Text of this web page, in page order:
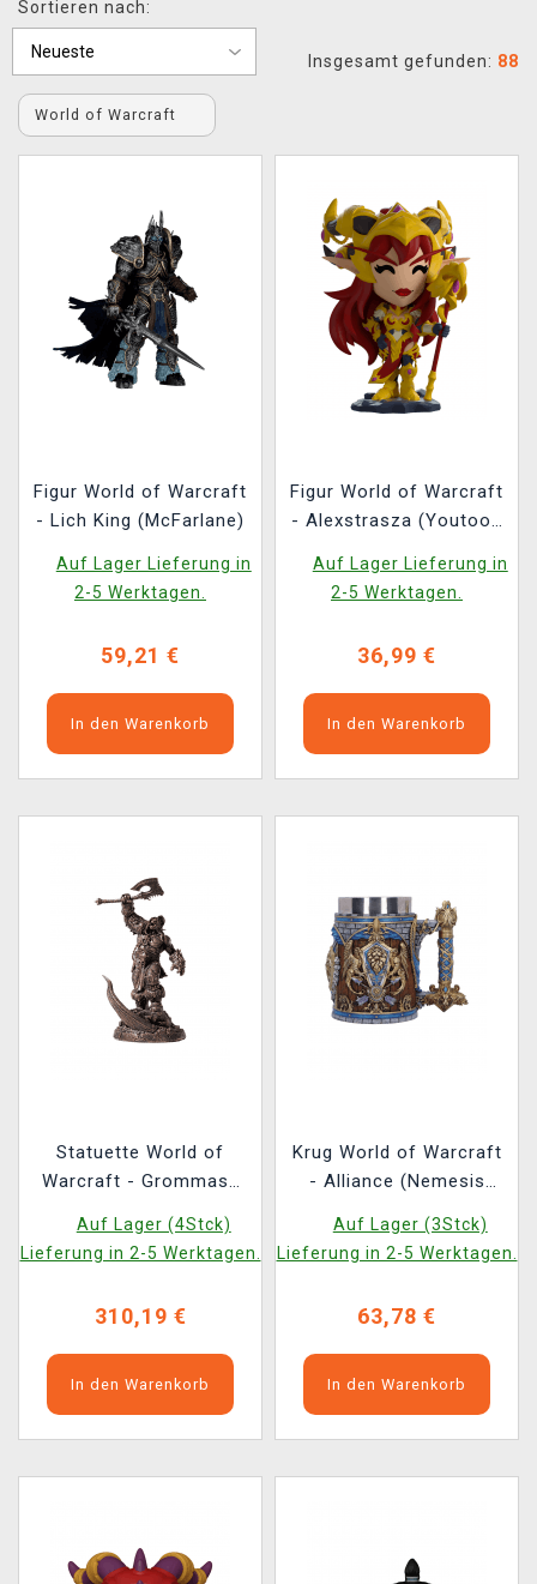
XZONE CLUB
Sortieren nach:
Insgesamt gefunden: 88
World of Warcraft
Figur World of Warcraft
- Lich King (McFarlane)
Auf Lager Lieferung in
2-5 Werktagen.
59,21 €
In den Warenkorb
Figur World of Warcraft
- Alexstrasza (Youtooz
Auf Lager Lieferung in
2-5 Werktagen.
36,99 €
In den Warenkorb
Statuette World of
Warcraft - Grommash
cm) (HEX Collectibles)
Auf Lager (4Stck)
Lieferung in 2-5 Werktagen.
310,19 €
In den Warenkorb
Krug World of Warcraft
- Alliance (Nemesis
Auf Lager (3Stck)
Lieferung in 2-5 Werktagen.
63,78 €
In den Warenkorb